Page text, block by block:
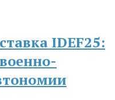
IDEF25: